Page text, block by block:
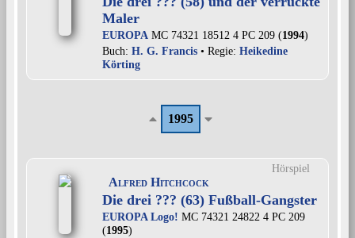
Maler
EUROPA MC 74321 18512 4 PC 209 (1994)
Buch: H. G. Francis • Regie: Heikedine
Körting
1995
Hörspiel
Alfred Hitchcock
Die drei ??? (63) Fußball-Gangster
EUROPA Logo! MC 74321 24822 4 PC 209
(1995)